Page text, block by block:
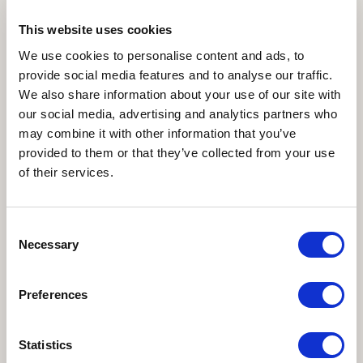
This website uses cookies
We use cookies to personalise content and ads, to
provide social media features and to analyse our traffic.
We also share information about your use of our site with
our social media, advertising and analytics partners who
may combine it with other information that you’ve
provided to them or that they’ve collected from your use
of their services.
Selection
Necessary
Preferences
Statistics
построил внушительный мост через реку.
Примечательный экспонат - голова Венеры, обнаруженная в
2003 году во время раскопок в перистильном дворе с
мраморным фонтаном, которая отсылает к королевскому
достоинству дворца-цирка Сирмия, ставшего одной из
резиденций Константина Великого. Статуя Венеры была
привезена туда Константином или его преемниками для
Вечного Рима. В тех же целях портреты Константина начали
изображался с диадемой, с головой, слегка наклонённой
Один из наиболее значимых портретов подобного типа,
называемой белградской камее из многослойного